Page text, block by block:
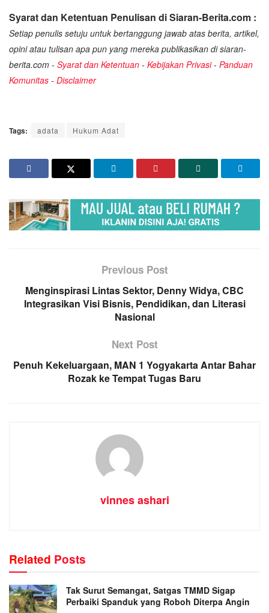
Syarat dan Ketentuan Penulisan di Siaran-Berita.com :
Setiap penulis setuju untuk bertanggung jawab atas berita, artikel,
opini atau tulisan apa pun yang mereka publikasikan di siaran-
berita.com - Syarat dan Ketentuan - Kebijakan Privasi- Panduan
Komunitas - Disclaimer
Tags: adata Hukum Adat
Previous Post
Menginspirasi Lintas Sektor, Denny Widya, CBC
Integrasikan Visi Bisnis, Pendidikan, dan Literasi
Nasional
Next Post
Penuh Kekeluargaan, MAN 1 Yogyakarta Antar Bahar
Rozak ke Tempat Tugas Baru
vinnes ashari
Related Posts
Tak Surut Semangat, Satgas TMMD Sigap
Perbaiki Spanduk yang Roboh Diterpa Angin